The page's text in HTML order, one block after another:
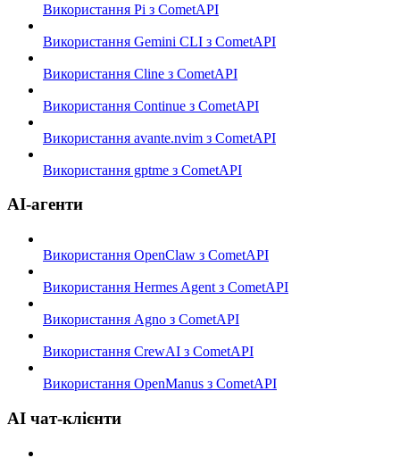
Використання Pi з CometAPI
Використання Gemini CLI з CometAPI
Використання Cline з CometAPI
Використання Continue з CometAPI
Використання avante.nvim з CometAPI
Використання gptme з CometAPI
AI-агенти
Використання OpenClaw з CometAPI
Використання Hermes Agent з CometAPI
Використання Agno з CometAPI
Використання CrewAI з CometAPI
Використання OpenManus з CometAPI
AI чат-клієнти